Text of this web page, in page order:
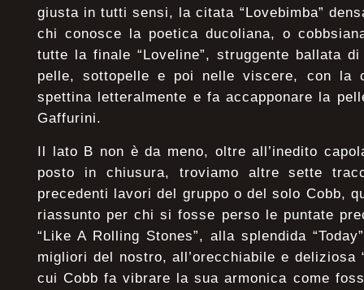
giusta in tutti sensi, la citata “Lovebimba”
chi conosce la poetica ducoliana, o
tutte la finale “Loveline”, struggente ballata
pelle, sottopelle e poi nelle viscere, con la
spettina letteralmente e fa accapponare la
Gaffurini.
Il lato B non è da meno, oltre all’inedito
posto in chiusura, troviamo altre sette
precedenti lavori del gruppo o del solo Cobb,
riassunto per chi si fosse perso le puntate
“Like A Rolling Stones”, alla splendida
migliori del nostro, all’orecchiabile e deliziosa
cui Cobb fa vibrare la sua armonica come